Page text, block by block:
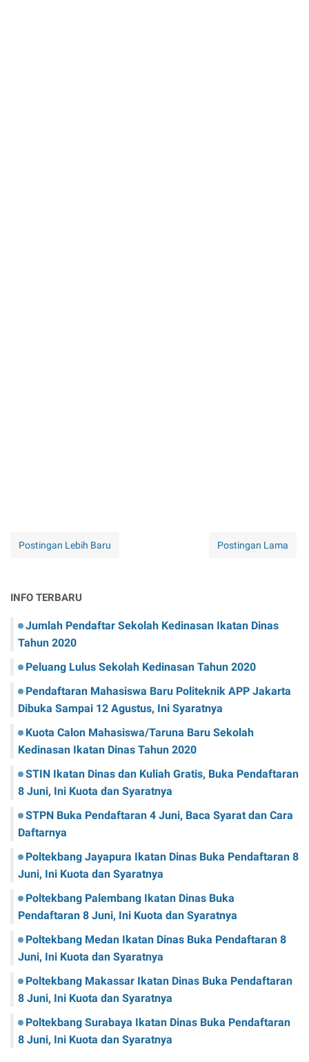
Postingan Lebih Baru Postingan Lama
INFO TERBARU
Jumlah Pendaftar Sekolah Kedinasan Ikatan Dinas
Tahun 2020
Peluang Lulus Sekolah Kedinasan Tahun 2020
Pendaftaran Mahasiswa Baru Politeknik APP Jakarta
Dibuka Sampai 12 Agustus, Ini Syaratnya
Kuota Calon Mahasiswa/Taruna Baru Sekolah
Kedinasan Ikatan Dinas Tahun 2020
STIN Ikatan Dinas dan Kuliah Gratis, Buka Pendaftaran
8 Juni, Ini Kuota dan Syaratnya
STPN Buka Pendaftaran 4 Juni, Baca Syarat dan Cara
Daftarnya
Poltekbang Jayapura Ikatan Dinas Buka Pendaftaran 8
Juni, Ini Kuota dan Syaratnya
Poltekbang Palembang Ikatan Dinas Buka
Pendaftaran 8 Juni, Ini Kuota dan Syaratnya
Poltekbang Medan Ikatan Dinas Buka Pendaftaran 8
Juni, Ini Kuota dan Syaratnya
Poltekbang Makassar Ikatan Dinas Buka Pendaftaran
8 Juni, Ini Kuota dan Syaratnya
Poltekbang Surabaya Ikatan Dinas Buka Pendaftaran
8 Juni, Ini Kuota dan Syaratnya